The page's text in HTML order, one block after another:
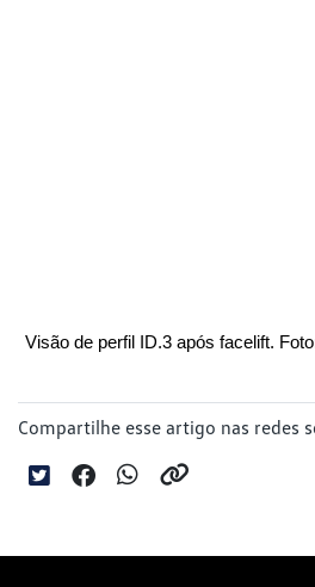
Visão de perfil ID.3 após facelift.
Compartilhe esse artigo nas redes